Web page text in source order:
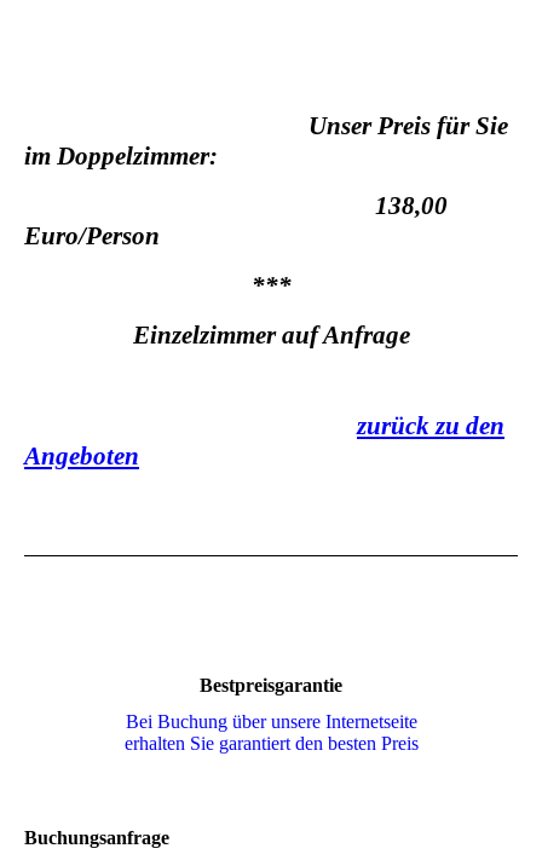
Unser Preis für Sie
im Doppelzimmer:
138,00
Euro/Person
***
Einzelzimmer auf Anfrage
zurück zu den
Angeboten
Bestpreisgarantie
Bei Buchung über unsere Internetseite
erhalten Sie garantiert den besten Preis
Buchungsanfrage